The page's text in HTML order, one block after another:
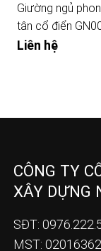
Giường ngủ
tân cổ điển
Liên hệ
CÔNG TY
XÂY DỰNG
SĐT:
MST: